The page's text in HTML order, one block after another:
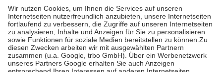
höchstens zehn Euro.
Es sind jedoch nie mehr als die tatsächlichen
Kosten der Leistung zu entrichten.
Diese Regeln gelten grundsätzlich auch für Online-Apotheken.
Bei Heilmitteln und häuslicher Krankenpflege beträgt die
Zuzahlung zehn Prozent der Kosten sowie zehn Euro je
Verordnung.
Um das Engagement der Versicherten für ihre eigene Gesundheit zu